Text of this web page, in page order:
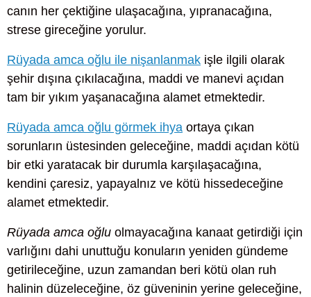
canın her çektiğine ulaşacağına, yıpranacağına,
strese gireceğine yorulur.
Rüyada amca oğlu ile nişanlanmak işle ilgili olarak
şehir dışına çıkılacağına, maddi ve manevi açıdan
tam bir yıkım yaşanacağına alamet etmektedir.
Rüyada amca oğlu görmek ihya ortaya çıkan
sorunların üstesinden geleceğine, maddi açıdan kötü
bir etki yaratacak bir durumla karşılaşacağına,
kendini çaresiz, yapayalnız ve kötü hissedeceğine
alamet etmektedir.
Rüyada amca oğlu olmayacağına kanaat getirdiği için
varlığını dahi unuttuğu konuların yeniden gündeme
getirileceğine, uzun zamandan beri kötü olan ruh
halinin düzeleceğine, öz güveninin yerine geleceğine,